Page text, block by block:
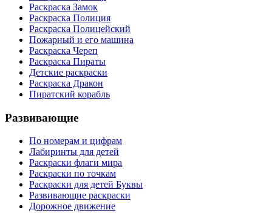
Раскраска Замок
Раскраска Полиция
Раскраска Полицейский
Пожарный и его машина
Раскраска Череп
Раскраска Пираты
Детские раскраски
Раскраска Дракон
Пиратский корабль
Развивающие
По номерам и цифрам
Лабиринты для детей
Раскраски флаги мира
Раскраски по точкам
Раскраски для детей Буквы
Развивающие раскраски
Дорожное движение